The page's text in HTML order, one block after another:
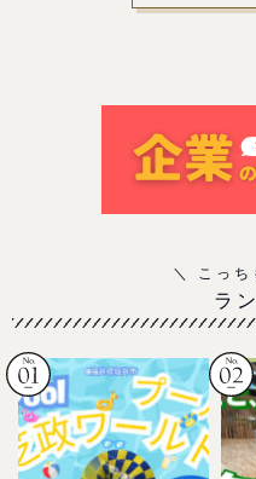
ラ